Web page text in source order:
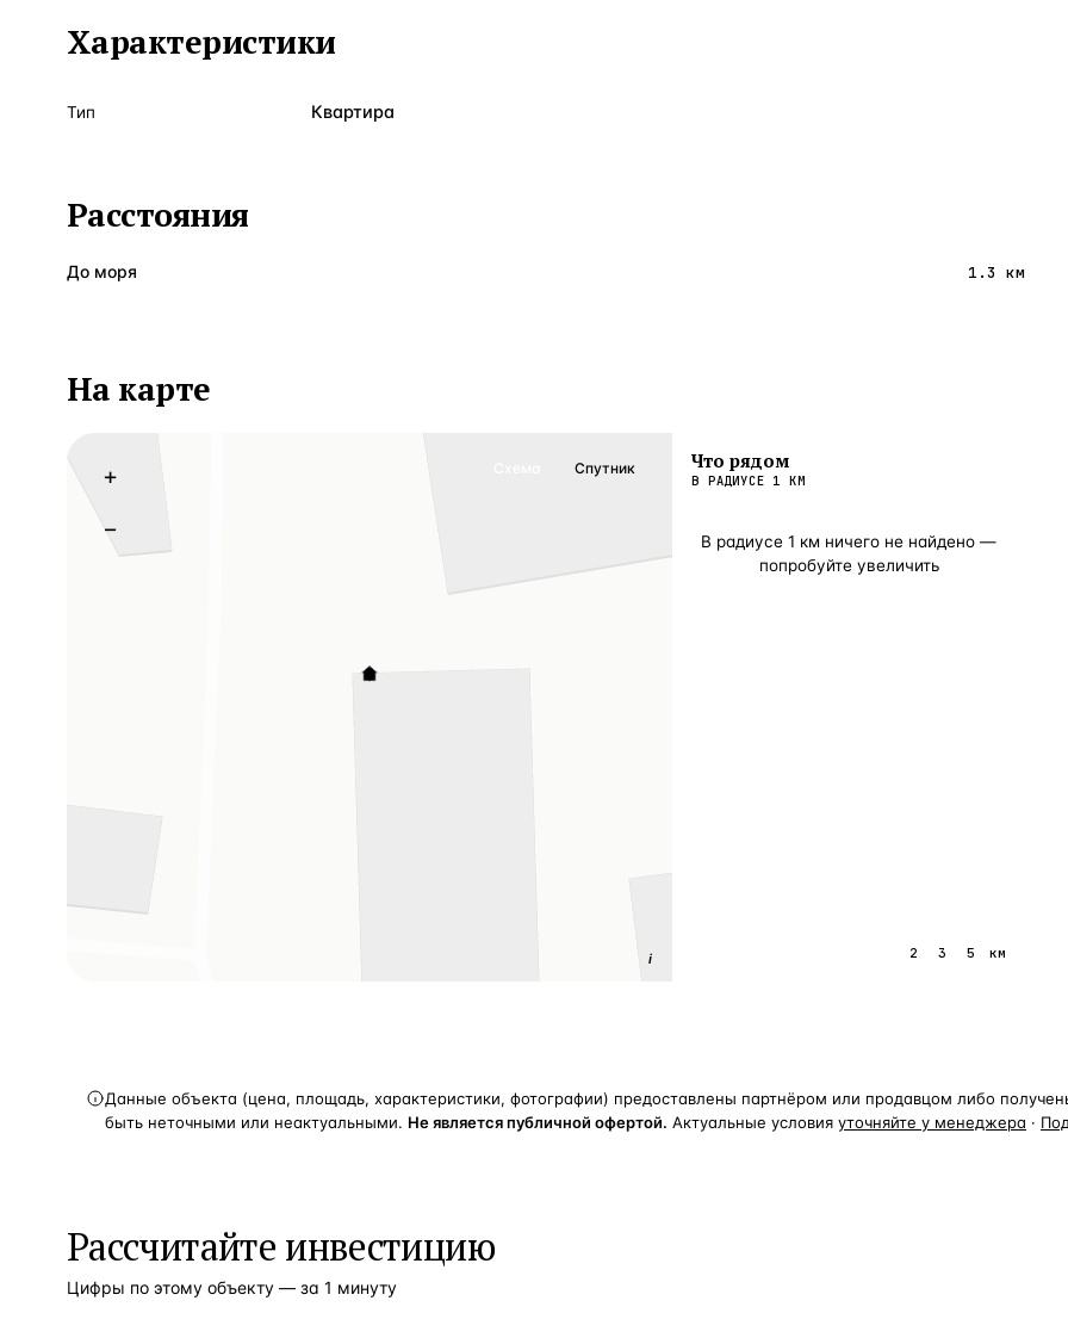
Характеристики
Тип Квартира
Расстояния
До моря 1.3 км
На карте
i
+
−
Спутник Что рядом
В РАДИУСЕ 1 КМ
В радиусе 1 км ничего не найдено —
попробуйте увеличить
2 3 5 км
Данные объекта (цена, площадь, характеристики, фотографии) предоставлены партнёром или продавцом либо
быть неточными или неактуальными. Не является публичной офертой. Актуальные условия уточняйте у менеджера ·
Рассчитайте инвестицию
Цифры по этому объекту — за 1 минуту